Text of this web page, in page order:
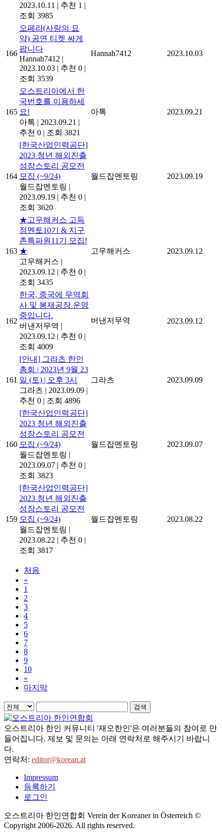
2023.10.11 | 추천 1 |
조회 3985
166
오페라(사랑의 묘
약) 공연 티켓 싸게
팝니다
Hannah7412 |
2023.10.03 | 추천 0 |
조회 3539
Hannah7412 2023.10.03
165
오스트리아에서 한
국번호를 이용하세
요!
아톡 | 2023.09.21 |
추천 0 | 조회 3821
아톡 2023.09.21
164
[한국산업인력공단]
2023 청년 해외진출
성장스토리 공모전
모집 (~9/24)
월드잡멘토링 |
2023.09.19 | 추천 0 |
조회 3620
월드잡멘토링 2023.09.19
163
★고우해커스 고득
점멘토10기 & 지구
촌특파원11기 모집!
★
고우해커스 |
2023.09.12 | 추천 0 |
조회 3435
고우해커스 2023.09.12
162
한국, 중국에 무역회
사 및 봉재공장 운영
중입니다.
버낸저무역 |
2023.09.12 | 추천 0 |
조회 4009
버낸저무역 2023.09.12
161
[안내] 그라츠 한인
총회 | 2023년 9월 23
일 (토) | 오후 3시
그라츠 | 2023.09.09 |
추천 0 | 조회 4896
그라츠 2023.09.09
160
[한국산업인력공단]
2023 청년 해외진출
성장스토리 공모전
모집 (~9/24)
월드잡멘토링 |
2023.09.07 | 추천 0 |
조회 3823
월드잡멘토링 2023.09.07
159
[한국산업인력공단]
2023 청년 해외진출
성장스토리 공모전
모집 (~9/24)
월드잡멘토링 |
2023.08.22 | 추천 0 |
조회 3817
월드잡멘토링 2023.08.22
처음
«
1
2
3
4
5
6
7
8
9
10
»
마지막
검색
오스트리아 한인 커뮤니티 '재오한인'은 여러분들의 참여로 만
들어집니다. 제보 및 문의는 아래 연락처로 해주시기 바랍니
다.
연락처: editor@korean.at
Impressum
등록하기
로그인
오스트리아 한인연합회 Verein der Koreaner in Österreich ©
Copyright 2006-2026. All rights reserved.